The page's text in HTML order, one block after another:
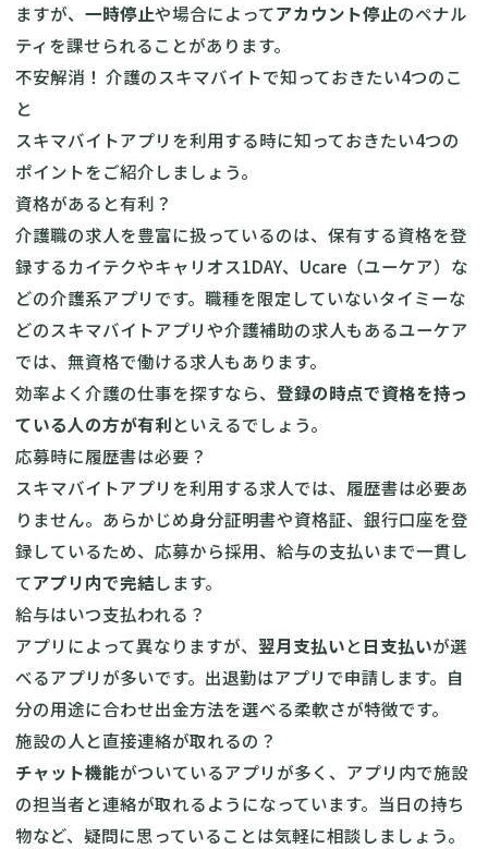
ますが、 一時停止や場合によってアカウント停止のペナル
ティを課せられることがあります。
不安解消！ 介護のスキマバイトで知っておきたい4つのこ
と
スキマバイトアプリを利用する時に知っておきたい4つの
ポイントをご紹介しましょう。
資格があると有利？
介護職の求人を豊富に扱っているのは、保有する資格を登
録するカイテクやキャリオス1DAY、Ucare（ユーケア）な
どの介護系アプリです。職種を限定していないタイミーな
どのスキマバイトアプリや介護補助の求人もあるユーケア
では、無資格で働ける求人もあります。
効率よく介護の仕事を探すなら、 登録の時点で資格を持っ
ている人の方が有利といえるでしょう。
応募時に履歴書は必要？
スキマバイトアプリを利用する求人では、履歴書は必要あ
りません。あらかじめ身分証明書や資格証、銀行口座を登
録しているため、応募から採用、給与の支払いまで一貫し
てアプリ内で完結します。
給与はいつ支払われる？
アプリによって異なりますが、 翌月支払いと日支払いが選
べるアプリが多いです。出退勤はアプリで申請します。自
分の用途に合わせ出金方法を選べる柔軟さが特徴です。
施設の人と直接連絡が取れるの？
チャット機能がついているアプリが多く、アプリ内で施設
の担当者と連絡が取れるようになっています。当日の持ち
物など、疑問に思っていることは気軽に相談しましょう。